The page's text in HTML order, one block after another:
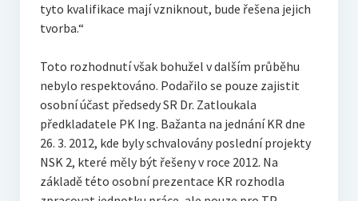
tyto kvalifikace mají vzniknout, bude řešena jejich
tvorba.“
Toto rozhodnutí však bohužel v dalším průběhu
nebylo respektováno. Podařilo se pouze zajistit
osobní účast předsedy SR Dr. Zatloukala
předkladatele PK Ing. Bažanta na jednání KR dne
26. 3. 2012, kde byly schvalovány poslední projekty
NSK 2, které měly být řešeny v roce 2012. Na
základě této osobní prezentace KR rozhodla